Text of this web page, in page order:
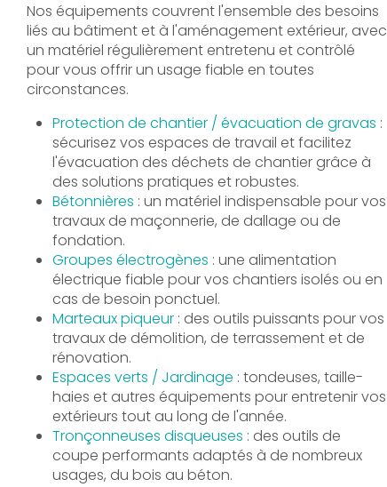
Nos équipements couvrent l'ensemble des besoins
liés au bâtiment et à l'aménagement extérieur, avec
un matériel régulièrement entretenu et contrôlé
pour vous offrir un usage fiable en toutes
circonstances.
Protection de chantier / évacuation de gravas :
sécurisez vos espaces de travail et facilitez
l'évacuation des déchets de chantier grâce à
des solutions pratiques et robustes.
Bétonnières : un matériel indispensable pour vos
travaux de maçonnerie, de dallage ou de
fondation.
Groupes électrogènes : une alimentation
électrique fiable pour vos chantiers isolés ou en
cas de besoin ponctuel.
Marteaux piqueur: des outils puissants pour vos
travaux de démolition, de terrassement et de
rénovation.
Espaces verts / Jardinage : tondeuses, taille-
haies et autres équipements pour entretenir vos
extérieurs tout au long de l'année.
Tronçonneuses disqueuses : des outils de
coupe performants adaptés à de nombreux
usages, du bois au béton.